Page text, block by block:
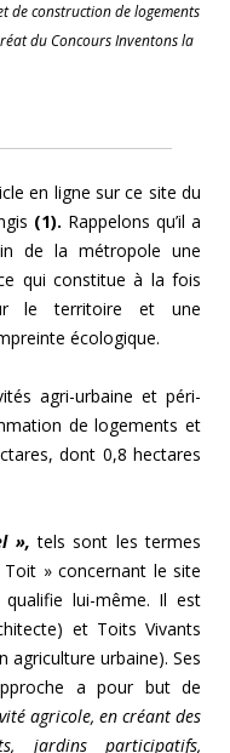
de construction de logements
du Concours Inventons la
en ligne sur ce site du
(1). Rappelons qu’il a
de la métropole une
qui constitue à la fois
le territoire et une
écologique.
agri-urbaine et péri-
de logements et
dont 0,8 hectares
», tels sont les termes
» concernant le site
lui-même. Il est
et Toits Vivants
agriculture urbaine). Ses
a pour but de
agricole, en créant des
jardins participatifs,